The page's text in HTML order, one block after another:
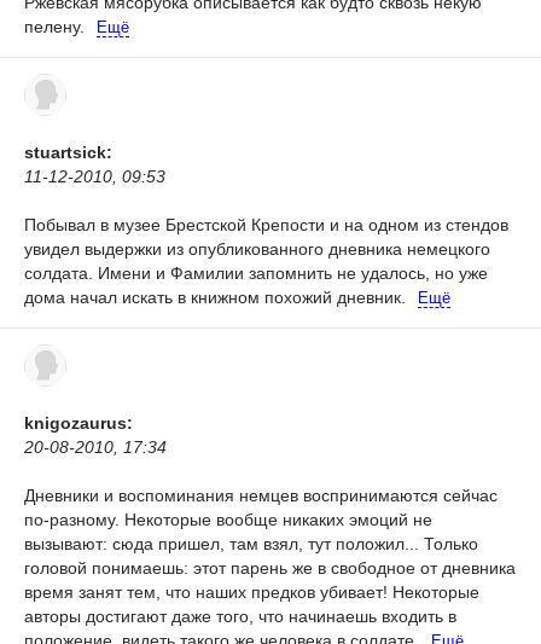
пелену.
Ещё
stuartsick:
11-12-2010, 09:53
Побывал в музее Брестской Крепости и на одном из стендов
увидел выдержки из опубликованного дневника немецкого
солдата. Имени и Фамилии запомнить не удалось, но уже
дома начал искать в книжном похожий дневник.
Ещё
knigozaurus:
20-08-2010, 17:34
Дневники и воспоминания немцев воспринимаются сейчас
по-разному. Некоторые вообще никаких эмоций не
вызывают: сюда пришел, там взял, тут положил... Только
головой понимаешь: этот парень же в свободное от дневника
время занят тем, что наших предков убивает! Некоторые
авторы достигают даже того, что начинаешь входить в